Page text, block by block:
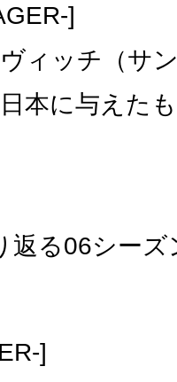
]
ィッチ（サ
本に与えた
返る06シーズ
]